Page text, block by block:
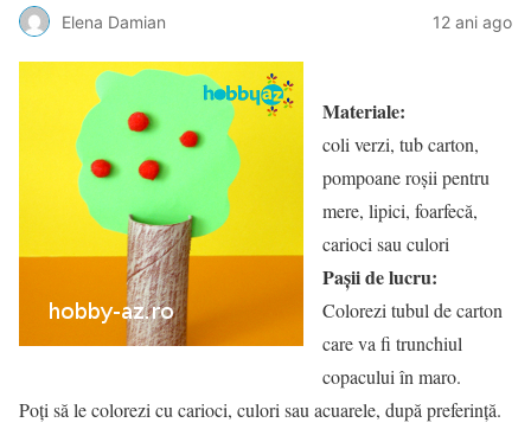
Elena Damian 12 ani ago
Materiale:
coli verzi, tub carton,
pompoane roșii pentru
mere, lipici, foarfecă,
carioci sau culori
Pașii de lucru:
Colorezi tubul de carton
care va fi trunchiul
copacului în maro.
Poți să le colorezi cu carioci, culori sau acuarele, după preferință.